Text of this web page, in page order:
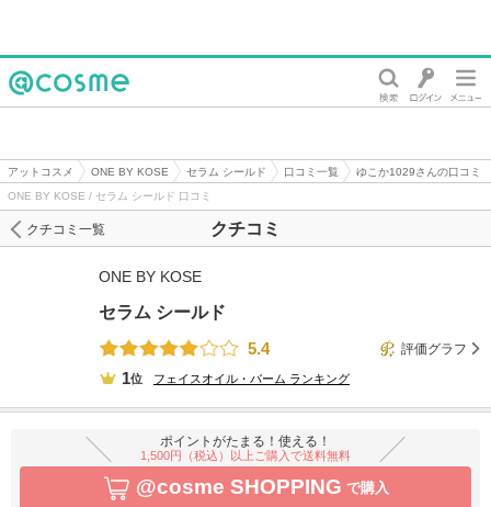
アットコスメ ONE BY KOSE セラム シールド 口コミ一覧
ゆこか1029さんの口コミ
ONE BY KOSE / セラム シールド 口コミ
クチコミ
クチコミ一覧
ONE BY KOSE
セラム シールド
5.4
評価グラフ
1位 フェイスオイル・バーム ランキング
ポイントがたまる！使える！
1,500円（税込）以上ご購入で送料無料
@cosme SHOPPING で購入